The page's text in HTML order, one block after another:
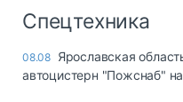
Спецтехника
08.08 Ярославская
автоцистерн "Пожснаб"